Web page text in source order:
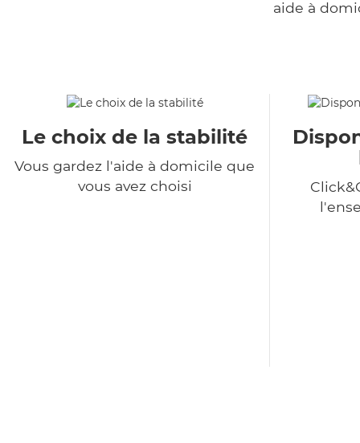
aide à
Le choix de la stabilité
Vous gardez l'aide à domicile que
vous avez choisi